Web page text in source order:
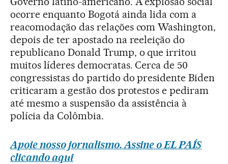
ocorre enquanto Bogotá ainda lida com a
reacomodação das relações com Washington,
depois de ter apostado na reeleição do
republicano Donald Trump, o que irritou
muitos líderes democratas. Cerca de 50
congressistas do partido do presidente Biden
criticaram a gestão dos protestos e pediram
até mesmo a suspensão da assistência à
polícia da Colômbia.
Apoie nosso jornalismo. Assine o EL PAÍS
clicando aqui